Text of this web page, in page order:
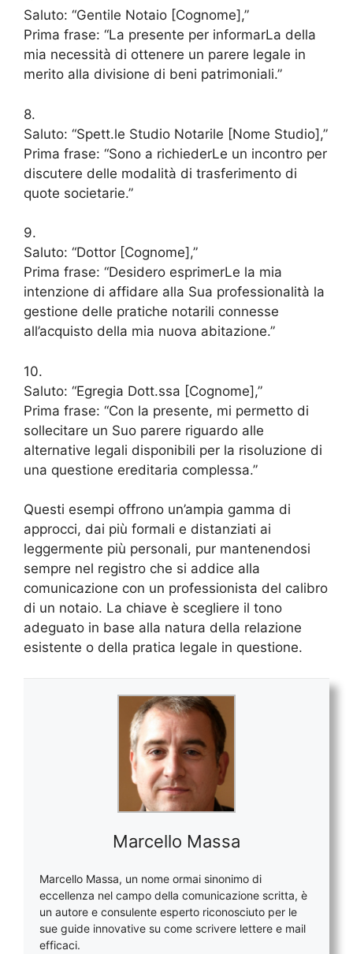
Saluto: “Gentile Notaio [Cognome],”
Prima frase: “La presente per informarLa della
mia necessità di ottenere un parere legale in
merito alla divisione di beni patrimoniali.”
8.
Saluto: “Spett.le Studio Notarile [Nome Studio],”
Prima frase: “Sono a richiederLe un incontro per
discutere delle modalità di trasferimento di
quote societarie.”
9.
Saluto: “Dottor [Cognome],”
Prima frase: “Desidero esprimerLe la mia
intenzione di affidare alla Sua professionalità la
gestione delle pratiche notarili connesse
all’acquisto della mia nuova abitazione.”
10.
Saluto: “Egregia Dott.ssa [Cognome],”
Prima frase: “Con la presente, mi permetto di
sollecitare un Suo parere riguardo alle
alternative legali disponibili per la risoluzione di
una questione ereditaria complessa.”
Questi esempi offrono un’ampia gamma di
approcci, dai più formali e distanziati ai
leggermente più personali, pur mantenendosi
sempre nel registro che si addice alla
comunicazione con un professionista del calibro
di un notaio. La chiave è scegliere il tono
adeguato in base alla natura della relazione
esistente o della pratica legale in questione.
Marcello Massa
Marcello Massa, un nome ormai sinonimo di
eccellenza nel campo della comunicazione scritta, è
un autore e consulente esperto riconosciuto per le
sue guide innovative su come scrivere lettere e mail
efficaci.